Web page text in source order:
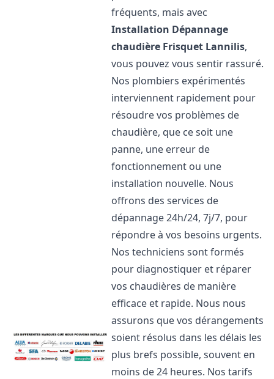
fréquents, mais avec
Installation Dépannage
chaudière Frisquet Lannilis,
vous pouvez vous sentir rassuré.
Nos plombiers expérimentés
interviennent rapidement pour
résoudre vos problèmes de
chaudière, que ce soit une
panne, une erreur de
fonctionnement ou une
installation nouvelle. Nous
offrons des services de
dépannage 24h/24, 7j/7, pour
répondre à vos besoins urgents.
Nos techniciens sont formés
pour diagnostiquer et réparer
vos chaudières de manière
efficace et rapide. Nous nous
assurons que vos dérangements
soient résolus dans les délais les
plus brefs possible, souvent en
moins de 24 heures. Nos tarifs